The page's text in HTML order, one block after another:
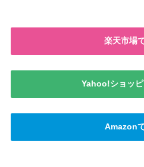
楽天市場
Yahoo!ショッ
Amazon